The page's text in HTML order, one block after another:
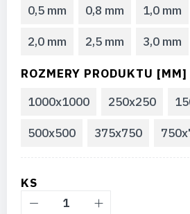
0,5 mm
0,8 mm 1,0 mm
2,0 mm 2,5 mm 3,0 mm
ROZMERY PRODUKTU [MM]
1000x1000
250x250
500x500 375x750
KS